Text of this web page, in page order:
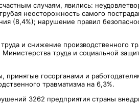
случаям, явились:
неосторожность самого
(8,4%); нарушение правил
и снижение производственного
труда и социальной
госорганами и
травматизма на 6,3%.
3262 предприятия страны